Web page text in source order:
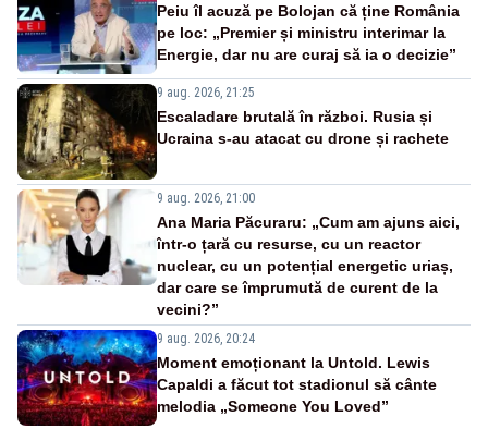
Peiu îl acuză pe Bolojan că ține România
pe loc: „Premier și ministru interimar la
Energie, dar nu are curaj să ia o decizie”
9 aug. 2026, 21:25
Escaladare brutală în război. Rusia și
Ucraina s-au atacat cu drone și rachete
9 aug. 2026, 21:00
Ana Maria Păcuraru: „Cum am ajuns aici,
într-o țară cu resurse, cu un reactor
nuclear, cu un potențial energetic uriaș,
dar care se împrumută de curent de la
vecini?”
9 aug. 2026, 20:24
Moment emoționant la Untold. Lewis
Capaldi a făcut tot stadionul să cânte
melodia „Someone You Loved”